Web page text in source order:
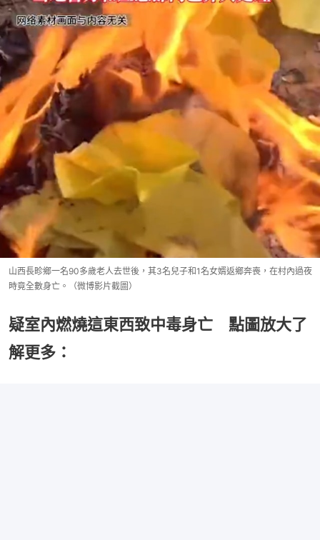
山西長畛鄉一名90多歲老人去世後，其3名兒子和1名女婿返鄉奔喪，在村內過夜
時竟全數身亡。（微博影片截圖）
疑室內燃燒這東西致中毒身亡 點圖放大了
解更多：